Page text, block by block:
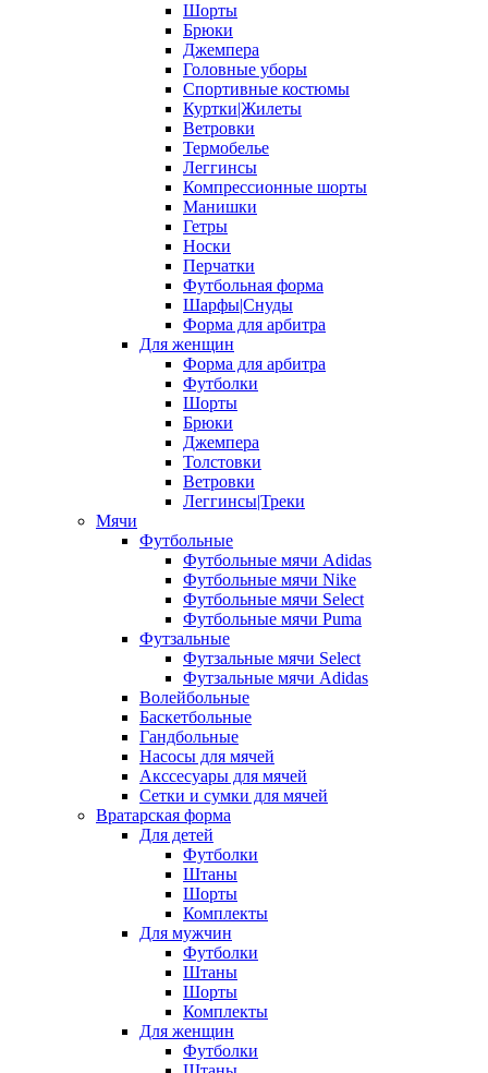
Шорты
Брюки
Джемпера
Головные уборы
Спортивные костюмы
Куртки|Жилеты
Ветровки
Термобелье
Леггинсы
Компрессионные шорты
Манишки
Гетры
Носки
Перчатки
Футбольная форма
Шарфы|Снуды
Форма для арбитра
Для женщин
Форма для арбитра
Футболки
Шорты
Брюки
Джемпера
Толстовки
Ветровки
Леггинсы|Треки
Мячи
Футбольные
Футбольные мячи Adidas
Футбольные мячи Nike
Футбольные мячи Select
Футбольные мячи Puma
Футзальные
Футзальные мячи Select
Футзальные мячи Adidas
Волейбольные
Баскетбольные
Гандбольные
Насосы для мячей
Акссесуары для мячей
Сетки и сумки для мячей
Вратарская форма
Для детей
Футболки
Штаны
Шорты
Комплекты
Для мужчин
Футболки
Штаны
Шорты
Комплекты
Для женщин
Футболки